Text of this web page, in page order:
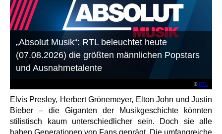
©RTL
„Absolut Musik“: RTL beleuchtet heute
(07.08.2026) die größten männlichen Popstars
und Ausnahmetalente
Elvis Presley, Herbert Grönemeyer, Elton John und Justin
Bieber – die Giganten der Musikgeschichte könnten
stilistisch kaum unterschiedlicher sein. Doch sie alle
haben Generationen von Fans geprägt. Die umfangreiche